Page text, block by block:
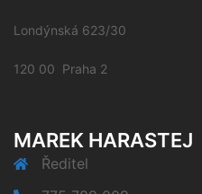
Londýnská 623/30
120 00 Praha 2
MAREK HARASTEJ
Ředitel